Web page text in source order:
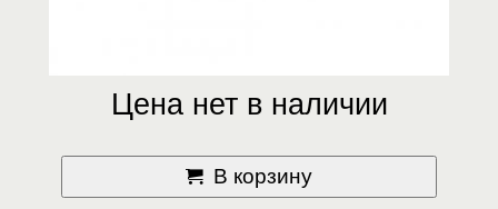
Цена нет в наличии
В корзину